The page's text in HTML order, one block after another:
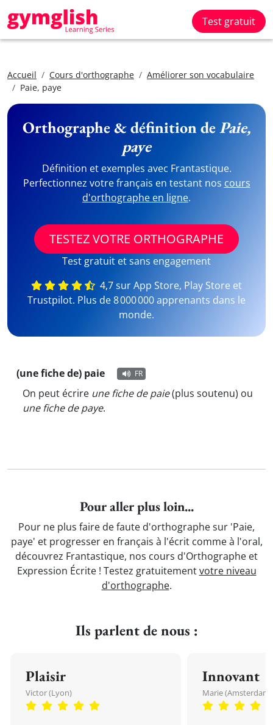
Test gratuit
Accueil Cours d'orthographe
Améliorer son vocabulaire
Paie, paye
Orthographe & définition dePaie,
paye
Définition et exemples avec Frantastique.
Perfectionnez votre français en testant nos cours
d'orthographe en ligne.
TESTEZ VOTRE ORTHOGRAPHE
Test gratuit et sans engagement
4,7 sur App Store, Play Store et
Trustpilot. Plus de 8 000 000 apprenants dans le
monde.
(une fiche de) paie FR
On peut écrire une fiche de paie(plus soutenu) ou
une fiche de paye.
Pour aller plus loin...
Pour ne plus faire de faute d'orthographe sur 'Paie,
paye' et progresser en français à l'écrit comme à l'oral,
découvrez Frantastique, nos cours d'Orthographe et
Expression Écrite ! Testez gratuitementvotre niveau
d'orthographe.
Ils parlent de nous :
Plaisir
Victor (Lyon)
Innovant
Marie (Amsterdam)